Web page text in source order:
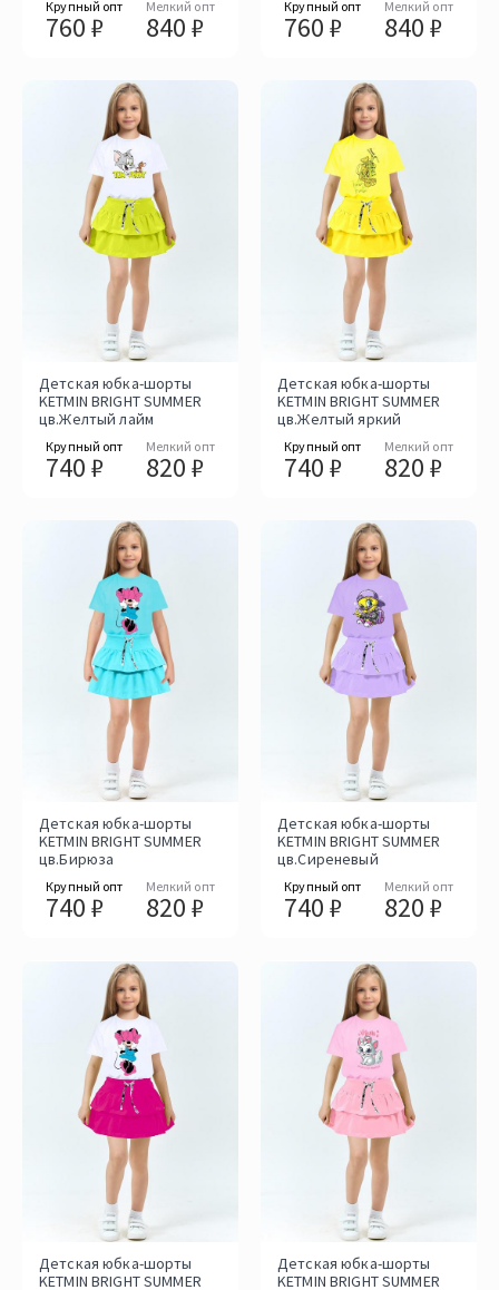
Крупный опт
760 ₽
Мелкий опт
840 ₽
Крупный опт
760 ₽
Мелкий опт
840 ₽
Детская юбка-шорты
KETMIN BRIGHT SUMMER
цв.Желтый лайм
Крупный опт
740 ₽
Мелкий опт
820 ₽
Детская юбка-шорты
KETMIN BRIGHT SUMMER
цв.Желтый яркий
Крупный опт
740 ₽
Мелкий опт
820 ₽
Детская юбка-шорты
KETMIN BRIGHT SUMMER
цв.Бирюза
Крупный опт
740 ₽
Мелкий опт
820 ₽
Детская юбка-шорты
KETMIN BRIGHT SUMMER
цв.Сиреневый
Крупный опт
740 ₽
Мелкий опт
820 ₽
Детская юбка-шорты
KETMIN BRIGHT SUMMER
Детская юбка-шорты
KETMIN BRIGHT SUMMER